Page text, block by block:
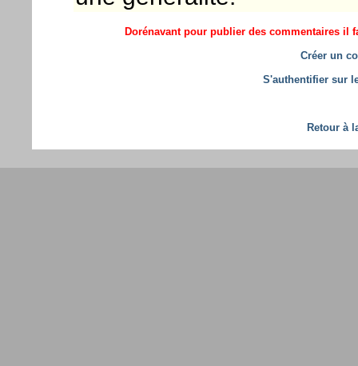
Dorénavant pour publier des commentaires il
Créer un
S'authentifier sur
Retour à